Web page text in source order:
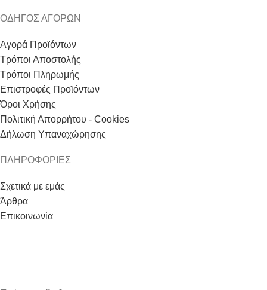
ΟΔΗΓΟΣ ΑΓΟΡΩΝ
Αγορά Προϊόντων
Τρόποι Αποστολής
Τρόποι Πληρωμής
Επιστροφές Προϊόντων
Όροι Χρήσης
Πολιτική Απορρήτου - Cookies
Δήλωση Υπαναχώρησης
ΠΛΗΡΟΦΟΡΙΕΣ
Σχετικά με εμάς
Άρθρα
Επικοινωνία